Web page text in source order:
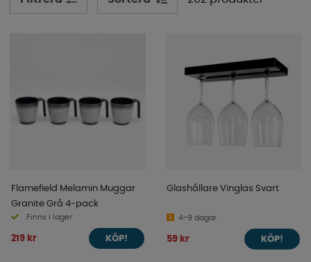
Flamefield Melamin Muggar
Granite Grå 4-pack
Finns i lager
219 kr KÖP!
Glashållare Vinglas Svart
4-9 dagar
59 kr KÖP!